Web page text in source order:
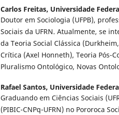
Carlos Freitas, Universidade
Doutor em Sociologia (UFPB),
Sociais da UFRN. Atualmente, se
da Teoria Social Clássica
Crítica (Axel Honneth), Teoria Pós-
Pluralismo Ontológico, Novas
Rafael Santos, Universidade
Graduando em Ciências Sociais
(PIBIC-CNPq-UFRN) no Pororoca